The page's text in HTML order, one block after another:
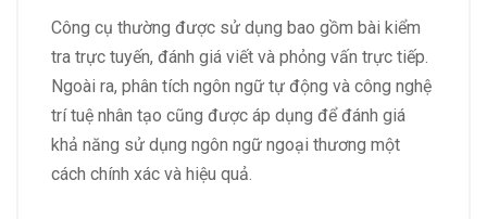
Công cụ thường được sử dụng bao gồm bài kiểm
tra trực tuyến, đánh giá viết và phỏng vấn trực tiếp.
Ngoài ra, phân tích ngôn ngữ tự động và công nghệ
trí tuệ nhân tạo cũng được áp dụng để đánh giá
khả năng sử dụng ngôn ngữ ngoại thương một
cách chính xác và hiệu quả.